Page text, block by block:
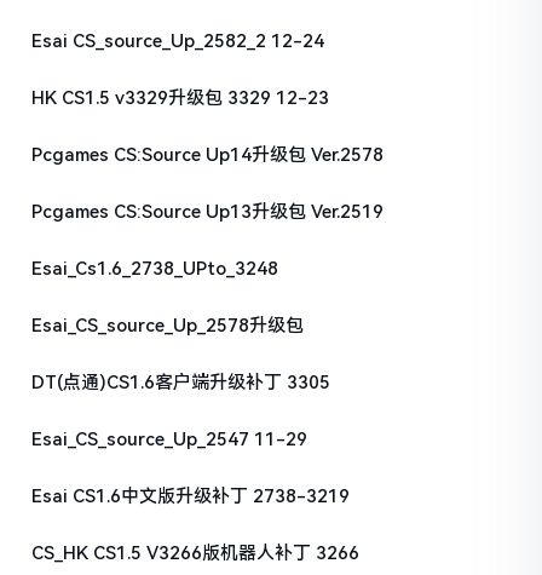
Esai CS_source_Up_2582_2 12-24
HK CS1.5 v3329升级包 3329 12-23
Pcgames CS:Source Up14升级包 Ver.2578
Pcgames CS:Source Up13升级包 Ver.2519
Esai_Cs1.6_2738_UPto_3248
Esai_CS_source_Up_2578升级包
DT(点通)CS1.6客户端升级补丁 3305
Esai_CS_source_Up_2547 11-29
Esai CS1.6中文版升级补丁 2738-3219
CS_HK CS1.5 V3266版机器人补丁 3266